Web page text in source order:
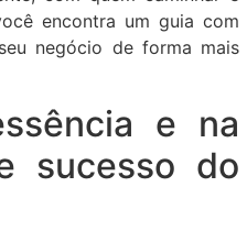
encontra um guia com
negócio de forma mais
e na
sucesso do